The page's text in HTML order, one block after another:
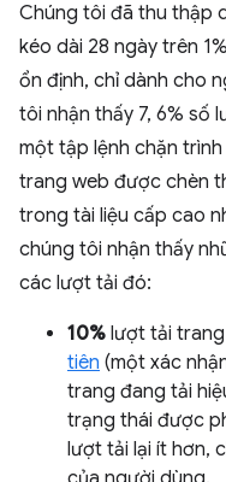
Chúng tôi đã thu thập
kéo dài 28 ngày trên
ổn định, chỉ dành cho
tôi nhận thấy 7, 6% số
một tập lệnh chặn
trang web được chèn
trong tài liệu cấp cao
chúng tôi nhận thấy
các lượt tải đó:
10% lượt tải
tiên (một xác
trang đang tải
trạng thái được
lượt tải lại ít hơn,